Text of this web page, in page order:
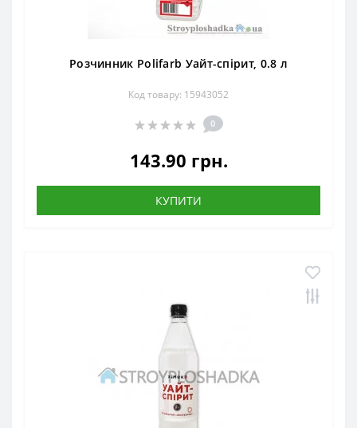
Розчинник Polifarb Уайт-спірит, 0.8 л
Код товару: 15943052
0
143.90 грн.
КУПИТИ